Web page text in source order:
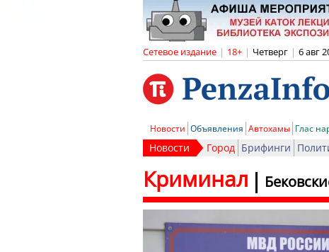
Сетевое издание | 18+ | Четверг | 6 авг
Новости Объявления Автохамы Глас
Новости Город Брифинги
Криминал